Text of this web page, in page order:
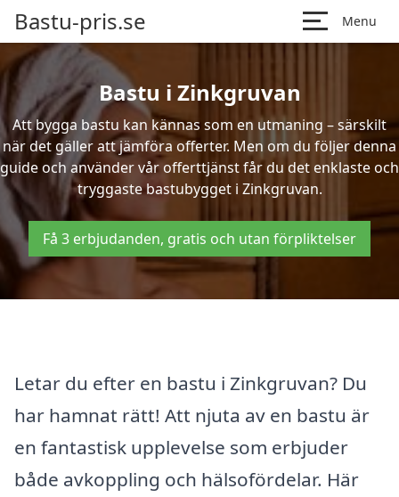
Bastu-pris.se Menu
Bastu i Zinkgruvan
Att bygga bastu kan kännas som en utmaning – särskilt
när det gäller att jämföra offerter. Men om du följer denna
guide och använder vår offerttjänst får du det enklaste och
tryggaste bastubygget i Zinkgruvan.
Få 3 erbjudanden, gratis och utan förpliktelser
Letar du efter en bastu i Zinkgruvan? Du
har hamnat rätt! Att njuta av en bastu är
en fantastisk upplevelse som erbjuder
både avkoppling och hälsofördelar. Här